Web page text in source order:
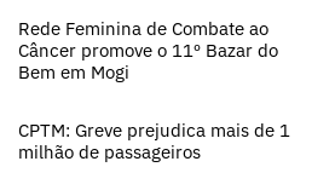
Rede Feminina de Combate ao
Câncer promove o 11º Bazar do
Bem em Mogi
CPTM: Greve prejudica mais de 1
milhão de passageiros